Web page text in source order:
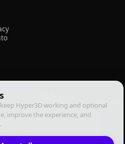
Hyper3D working and optional
improve the experience, and
i diritti riservati